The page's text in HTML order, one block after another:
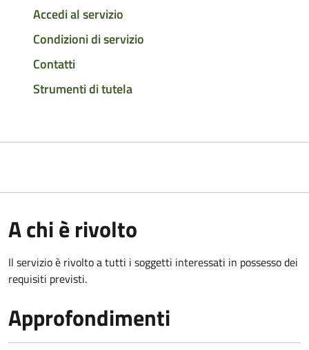
Accedi al servizio
Condizioni di servizio
Contatti
Strumenti di tutela
A chi è rivolto
Il servizio è rivolto a tutti i soggetti interessati in possesso dei
requisiti previsti.
Approfondimenti